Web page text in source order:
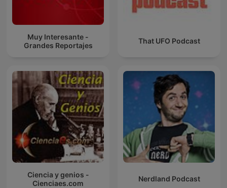
Muy Interesante -
Grandes Reportajes
That UFO Podcast
Ciencia y genios -
Cienciaes.com
Nerdland Podcast